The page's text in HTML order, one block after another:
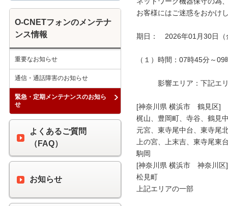
お客様にはご迷惑をおかけ
期日：　2026年01月30日（
（１）時間：07時45分～09
影響エリア：下記エリ
[神奈川県 横浜市　鶴見区]
梶山、豊岡町、寺谷、鶴見
元宮、東寺尾中台、東寺尾
上の宮、上末吉、東寺尾東
駒岡
[神奈川県 横浜市　神奈川区]
松見町
上記エリアの一部
O-CNETフォンのメンテナ
ンス情報
重要なお知らせ
通信・通話障害のお知らせ
緊急・定期メンテナンスのお知ら
せ
よくあるご質問
（FAQ）
お知らせ